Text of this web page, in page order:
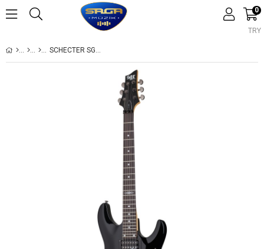
TRY
0
SCHECTER SGR C-1 FR ELEKTRO GITAR (GLOSS BLACK)